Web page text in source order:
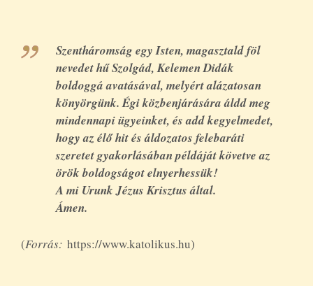
Szentháromság egy Isten, magasztald föl
nevedet hű Szolgád, Kelemen Didák
boldoggá avatásával, melyért alázatosan
könyörgünk. Égi közbenjárására áldd meg
mindennapi ügyeinket, és add kegyelmedet,
hogy az élő hit és áldozatos felebaráti
szeretet gyakorlásában példáját követve az
örök boldogságot elnyerhessük!
A mi Urunk Jézus Krisztus által.
Ámen.
(Forrás: https://www.katolikus.hu)